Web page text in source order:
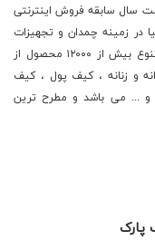
سابقه فروش اینترنتی
در زمینه چمدان و تجهیزات
سفر و همچنین نمایندگی چرم بوفالو اورجینال با تنوع بیش از ۱۲۰۰۰ محصول از
و زنانه ، کیف پول ، کیف
... می باشد و مطرح ترین
پارک